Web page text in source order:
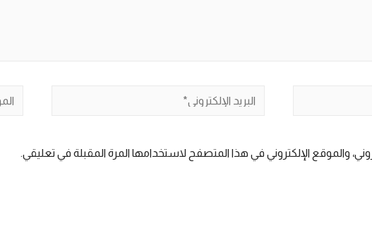
البريد
والموقع الإلكتروني في هذا المتصفح لاستخدامها المرة المقبلة في تعليقي.